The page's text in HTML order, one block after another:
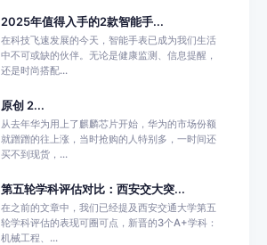
2025年值得入手的2款智能手...
在科技飞速发展的今天，智能手表已成为我们生活
中不可或缺的伙伴。无论是健康监测、信息提醒，
还是时尚搭配...
原创 2...
从去年华为用上了麒麟芯片开始，华为的市场份额
就蹭蹭的往上涨，当时抢购的人特别多，一时间还
买不到现货，...
第五轮学科评估对比：西安交大突...
在之前的文章中，我们已经提及西安交通大学第五
轮学科评估的表现可圈可点，新晋的3个A+学科：
机械工程、...